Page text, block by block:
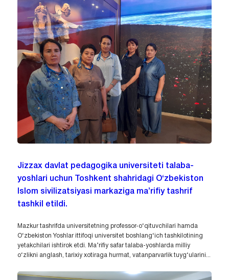
Jizzax davlat pedagogika universiteti talaba-
yoshlari uchun Toshkent shahridagi O‘zbekiston
Islom sivilizatsiyasi markaziga ma’rifiy tashrif
tashkil etildi.
Mazkur tashrifda universitetning professor-o‘qituvchilari hamda
O‘zbekiston Yoshlar ittifoqi universitet boshlang‘ich tashkilotining
yetakchilari ishtirok etdi. Ma’rifiy safar talaba-yoshlarda milliy
o‘zlikni anglash, tarixiy xotiraga hurmat, vatanparvarlik tuyg‘ularini...